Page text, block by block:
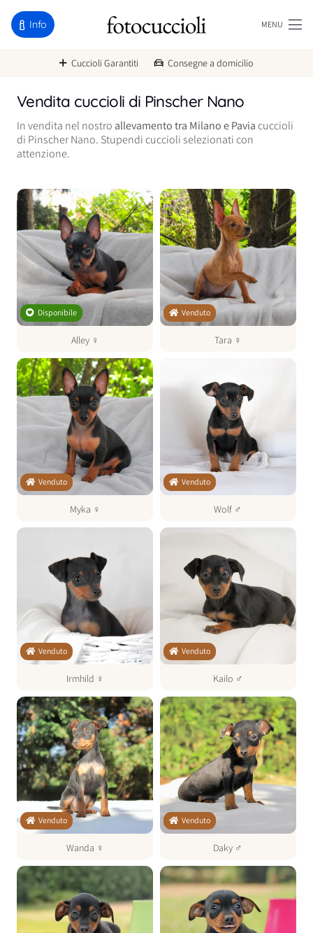
Info MENU
Cuccioli Garantiti Consegne a domicilio
Vendita cuccioli di Pinscher Nano
In vendita nel nostro allevamento tra Milano e Paviacuccioli
di Pinscher Nano. Stupendi cuccioli selezionati con
attenzione.
Disponibile
Alley ♀
Venduto
Tara ♀
Venduto
Myka ♀
Venduto
Wolf ♂
Venduto
Irmhild ♀
Venduto
Kailo ♂
Venduto
Wanda ♀
Venduto
Daky ♂